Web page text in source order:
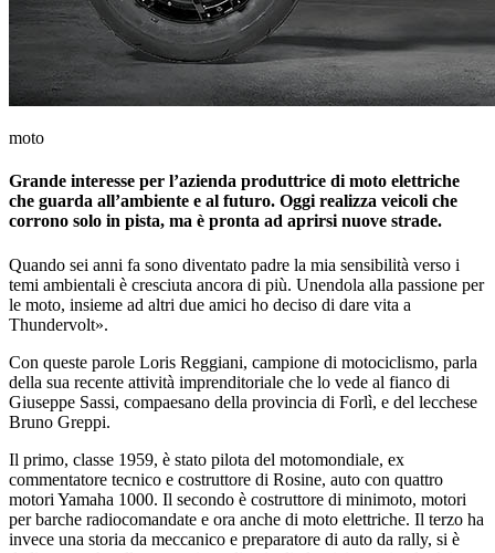
moto
Grande interesse per l’azienda produttrice di moto elettriche
che guarda all’ambiente e al futuro. Oggi realizza veicoli che
corrono solo in pista, ma è pronta ad aprirsi nuove strade.
Quando sei anni fa sono diventato padre la mia sensibilità verso i
temi ambientali è cresciuta ancora di più. Unendola alla passione per
le moto, insieme ad altri due amici ho deciso di dare vita a
Thundervolt».
Con queste parole Loris Reggiani, campione di motociclismo, parla
della sua recente attività imprenditoriale che lo vede al fianco di
Giuseppe Sassi, compaesano della provincia di Forlì, e del lecchese
Bruno Greppi.
Il primo, classe 1959, è stato pilota del motomondiale, ex
commentatore tecnico e costruttore di Rosine, auto con quattro
motori Yamaha 1000. Il secondo è costruttore di minimoto, motori
per barche radiocomandate e ora anche di moto elettriche. Il terzo ha
invece una storia da meccanico e preparatore di auto da rally, si è